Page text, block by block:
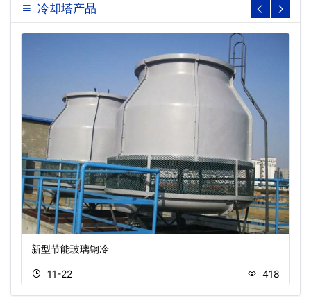
冷却塔产品
新型节能玻璃钢冷
11-22 418